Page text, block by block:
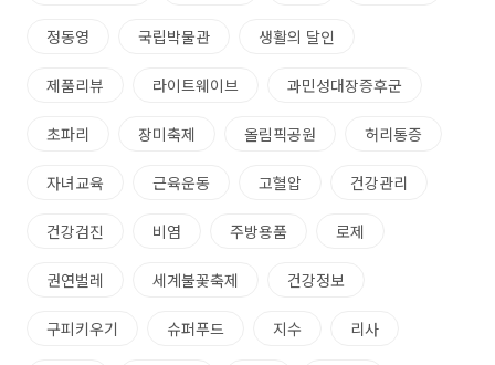
정동영 국립박물관 생활의 달인
제품리뷰 라이트웨이브 과민성대장증후군
초파리 장미축제 올림픽공원 허리통증
자녀교육 근육운동 고혈압 건강관리
건강검진 비염 주방용품 로제
권연벌레 세계불꽃축제 건강정보
구피키우기 슈퍼푸드 지수 리사